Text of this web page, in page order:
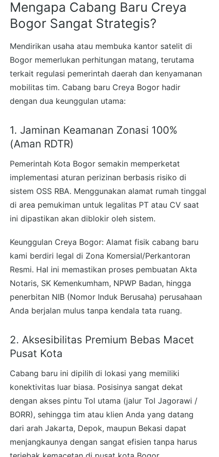
Mengapa Cabang Baru Creya
Bogor Sangat Strategis?
Mendirikan usaha atau membuka kantor satelit di
Bogor memerlukan perhitungan matang, terutama
terkait regulasi pemerintah daerah dan kenyamanan
mobilitas tim. Cabang baru Creya Bogor hadir
dengan dua keunggulan utama:
1. Jaminan Keamanan Zonasi 100%
(Aman RDTR)
Pemerintah Kota Bogor semakin memperketat
implementasi aturan perizinan berbasis risiko di
sistem OSS RBA. Menggunakan alamat rumah tinggal
di area pemukiman untuk legalitas PT atau CV saat
ini dipastikan akan diblokir oleh sistem.
Keunggulan Creya Bogor: Alamat fisik cabang baru
kami berdiri legal di Zona Komersial/Perkantoran
Resmi. Hal ini memastikan proses pembuatan Akta
Notaris, SK Kemenkumham, NPWP Badan, hingga
penerbitan NIB (Nomor Induk Berusaha) perusahaan
Anda berjalan mulus tanpa kendala tata ruang.
2. Aksesibilitas Premium Bebas Macet
Pusat Kota
Cabang baru ini dipilih di lokasi yang memiliki
konektivitas luar biasa. Posisinya sangat dekat
dengan akses pintu Tol utama (jalur Tol Jagorawi /
BORR), sehingga tim atau klien Anda yang datang
dari arah Jakarta, Depok, maupun Bekasi dapat
menjangkaunya dengan sangat efisien tanpa harus